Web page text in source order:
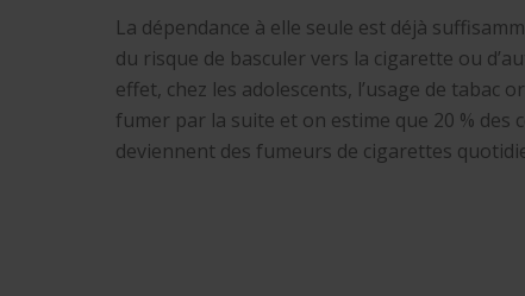
La dépendance à elle seule est déjà
du risque de basculer vers la cigarette ou
effet, chez les adolescents, l’usage de tabac
fumer par la suite et on estime que 20 % des
deviennent des fumeurs de cigarettes